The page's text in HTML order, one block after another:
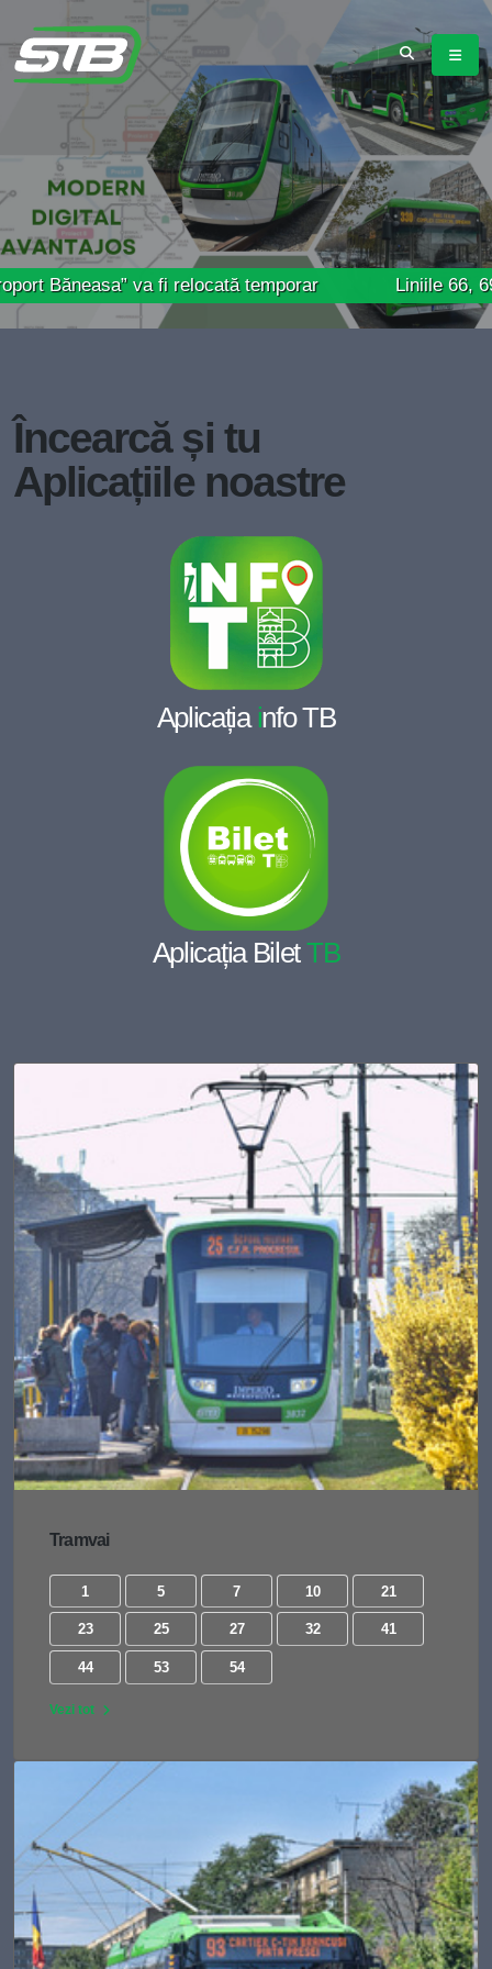
va fi relocată temporar Liniile 66, 69 și 85 –
Încearcă și tu
Aplicațiile noastre
Aplicația info TB
Aplicația BiletTB
Tramvai
1 5 7 10 21
23 25 27 32 41
44 53 54
Vezi tot